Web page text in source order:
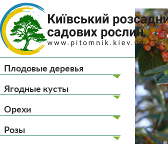
Плодовые деревья
Ягодные кусты
Орехи
Розы
Главная